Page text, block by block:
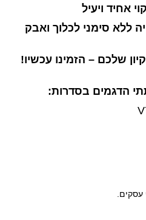
אחיד ויעיל
ללא סימני לכלוך ואבק
שלכם – הזמינו עכשיו!
הדגמים בסדרות: